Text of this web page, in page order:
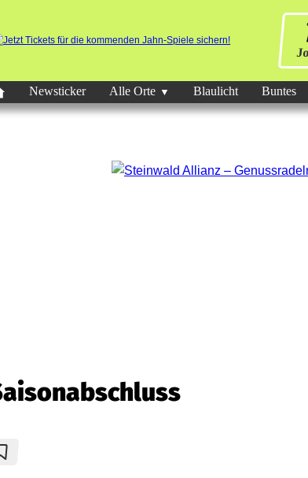
Newsticker Alle Orte Blaulicht Buntes